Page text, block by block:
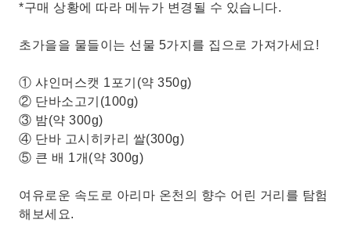
*구매 상황에 따라 메뉴가 변경될 수 있습니다.
초가을을 물들이는 선물 5가지를 집으로 가져가세요!
① 샤인머스캣 1포기(약 350g)
② 단바소고기(100g)
③ 밤(약 300g)
④ 단바 고시히카리 쌀(300g)
⑤ 큰 배 1개(약 300g)
여유로운 속도로 아리마 온천의 향수 어린 거리를 탐험
해보세요.